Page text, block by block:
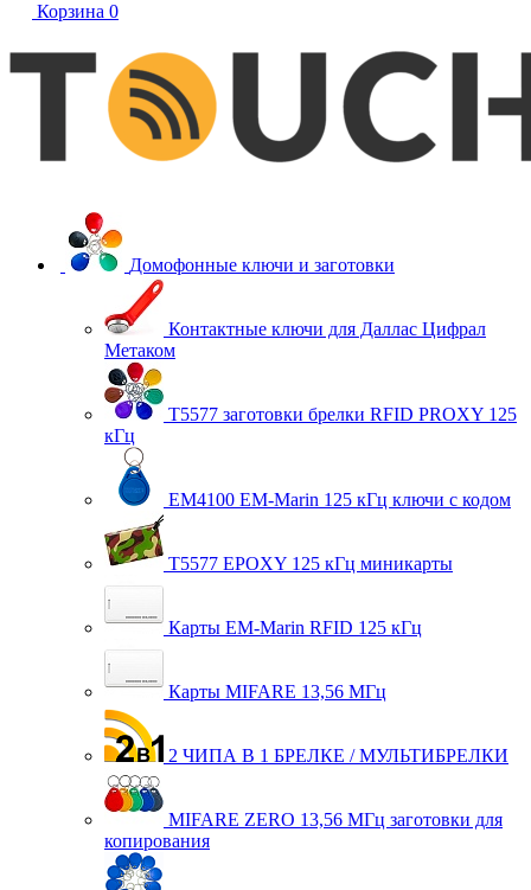
Корзина 0
Домофонные ключи и заготовки
Контактные ключи для Даллас Цифрал
Метаком
T5577 заготовки брелки RFID PROXY 125
кГц
EM4100 EM-Marin 125 кГц ключи с кодом
T5577 EPOXY 125 кГц миникарты
Карты EM-Marin RFID 125 кГц
Карты MIFARE 13,56 МГц
2 ЧИПА В 1 БРЕЛКЕ / МУЛЬТИБРЕЛКИ
MIFARE ZERO 13,56 МГц заготовки для
копирования